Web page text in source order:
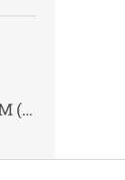
Mágnesfólia öntapadós 3M (vastagság 1.0 mm)